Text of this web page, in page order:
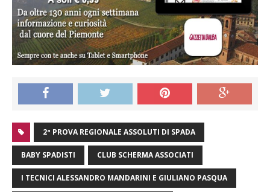
2ª PROVA REGIONALE ASSOLUTI DI SPADA
BABY SPADISTI CLUB SCHERMA ASSOCIATI
I TECNICI ALESSANDRO MANDARINI E GIULIANO PASQUA